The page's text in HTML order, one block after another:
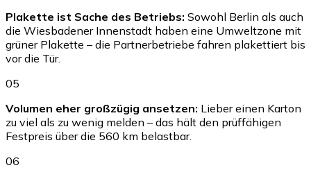
Plakette ist Sache des Betriebs: Sowohl Berlin als auch
die Wiesbadener Innenstadt haben eine Umweltzone mit
grüner Plakette – die Partnerbetriebe fahren plakettiert bis
vor die Tür.
05
Volumen eher großzügig ansetzen: Lieber einen Karton
zu viel als zu wenig melden – das hält den prüffähigen
Festpreis über die 560 km belastbar.
06